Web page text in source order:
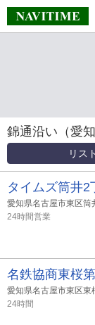
錦通沿い（愛
リスト
タイムズ筒井2
愛知県名古屋市東区筒
24時間営業
名鉄協商東桜
愛知県名古屋市東区東
24時間